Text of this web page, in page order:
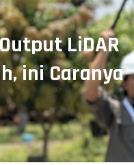
LiDAR
ini Caranya